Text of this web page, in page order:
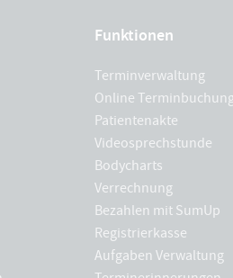
Funktionen
Terminverwaltung
Online
Patientenakte
Videosprechstunde
Bodycharts
Verrechnung
Bezahlen mit SumUp
Registrierkasse
Aufgaben Verwaltung